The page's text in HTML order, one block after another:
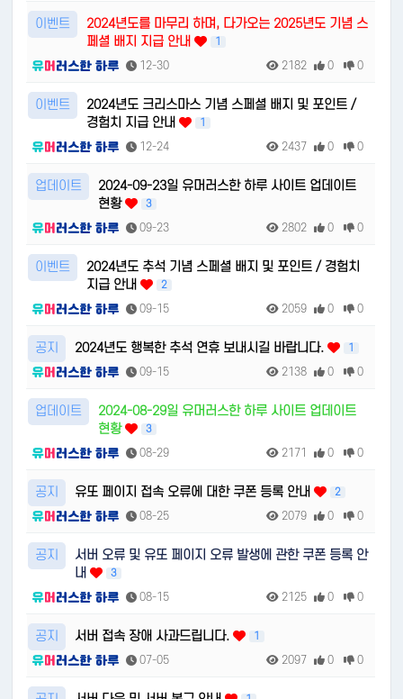
이벤트
2024년도를 마무리 하며, 다가오는 2025년도 기념 스
페셜 배지 지급 안내
1
12-30 2182 0 0
이벤트
2024년도 크리스마스 기념 스페셜 배지 및 포인트 /
경험치 지급 안내
1
12-24 2437 0 0
업데이트
2024-09-23일 유머러스한 하루 사이트 업데이트
현황
3
09-23 2802 0 0
이벤트
2024년도 추석 기념 스페셜 배지 및 포인트 / 경험치
지급 안내
2
09-15 2059 0 0
공지 2024년도 행복한 추석 연휴 보내시길 바랍니다. 1
09-15 2138 0 0
업데이트
2024-08-29일 유머러스한 하루 사이트 업데이트
현황
3
08-29 2171 0 0
공지 유또 페이지 접속 오류에 대한 쿠폰 등록 안내 2
08-25 2079 0 0
공지
서버 오류 및 유또 페이지 오류 발생에 관한 쿠폰 등록 안
내
3
08-15 2125 0 0
공지 서버 접속 장애 사과드립니다. 1
07-05 2097 0 0